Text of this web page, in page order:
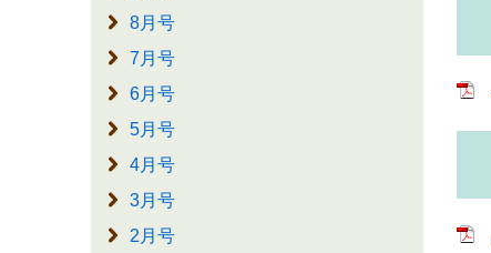
8月号
7月号
6月号
5月号
4月号
3月号
2月号